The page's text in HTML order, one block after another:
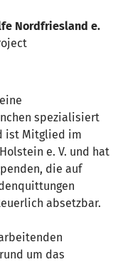
Nordfriesland e.
spezialisiert
ist Mitglied im
e. V. und hat
die auf
absetzbar.
um das